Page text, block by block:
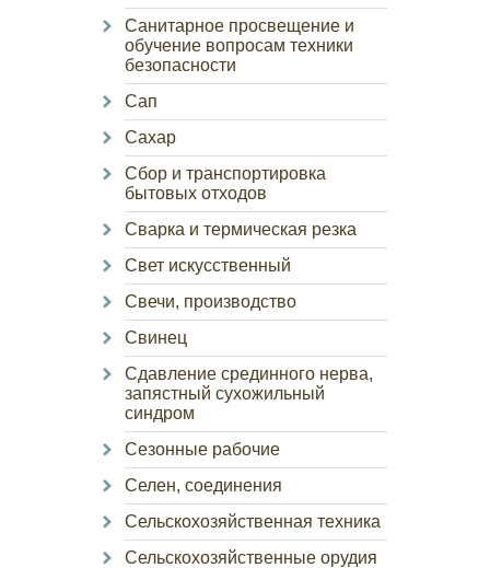
Санитарное просвещение и
обучение вопросам техники
безопасности
Сап
Сахар
Сбор и транспортировка
бытовых отходов
Сварка и термическая резка
Свет искусственный
Свечи, производство
Свинец
Сдавление срединного нерва,
запястный сухожильный
синдром
Сезонные рабочие
Селен, соединения
Сельскохозяйственная техника
Сельскохозяйственные орудия